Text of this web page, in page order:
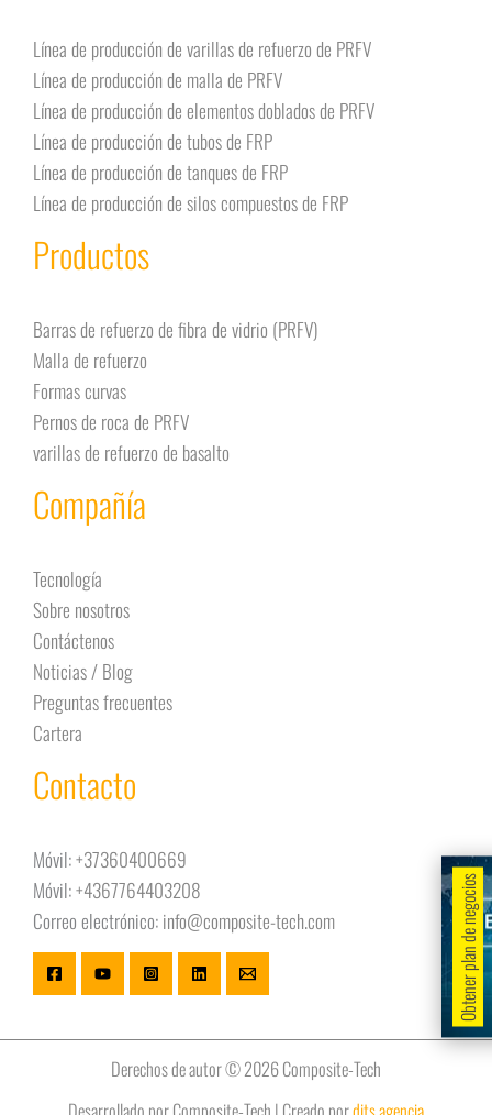
Línea de producción de varillas de refuerzo de PRFV
Línea de producción de malla de PRFV
Línea de producción de elementos doblados de PRFV
Línea de producción de tubos de FRP
Línea de producción de tanques de FRP
Línea de producción de silos compuestos de FRP
Productos
Barras de refuerzo de fibra de vidrio (PRFV)
Malla de refuerzo
Formas curvas
Pernos de roca de PRFV
varillas de refuerzo de basalto
Compañía
Tecnología
Sobre nosotros
Contáctenos
Noticias / Blog
Preguntas frecuentes
Cartera
Contacto
Móvil:+37360400669
Móvil:+4367764403208
Correo electrónico:info@composite-tech.com
Derechos de autor © 2026 Composite-Tech
Obtener plan de negocios